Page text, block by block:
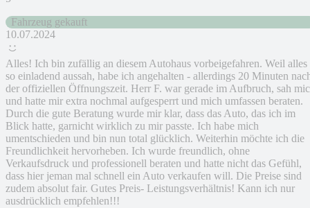
Fahrzeug gekauft
10.07.2024
Alles! Ich bin zufällig an diesem Autohaus vorbeigefahren. Weil alles
so einladend aussah, habe ich angehalten - allerdings 20 Minuten
der offiziellen Öffnungszeit. Herr F. war gerade im Aufbruch, sah
und hatte mir extra nochmal aufgesperrt und mich umfassen beraten.
Durch die gute Beratung wurde mir klar, dass das Auto, das ich im
Blick hatte, garnicht wirklich zu mir passte. Ich habe mich
umentschieden und bin nun total glücklich. Weiterhin möchte ich die
Freundlichkeit hervorheben. Ich wurde freundlich, ohne
Verkaufsdruck und professionell beraten und hatte nicht das Gefühl,
dass hier jeman mal schnell ein Auto verkaufen will. Die Preise sind
zudem absolut fair. Gutes Preis- Leistungsverhältnis! Kann ich nur
ausdrücklich empfehlen!!!